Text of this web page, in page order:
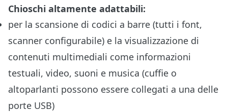
Chioschi altamente adattabili:
per la scansione di codici a barre (tutti i font,
scanner configurabile) e la visualizzazione di
contenuti multimediali come informazioni
testuali, video, suoni e musica (cuffie o
altoparlanti possono essere collegati a una delle
porte USB)